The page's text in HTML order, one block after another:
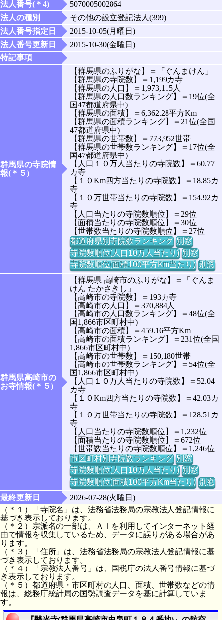
法人番号(＊4)
5070005002864
法人の種別
その他の設立登記法人(399)
法人番号指定日
2015-10-05(月曜日)
法人番号更新日
2015-10-30(金曜日)
特記事項
群馬県の寺院情
報(＊５)
【群馬県のふりがな】＝「ぐんまけん」
【群馬県の寺院数】＝1,199カ寺
【群馬県の人口】＝1,973,115人
【群馬県の人口数ランキング】＝19位(全
国47都道府県中)
【群馬県の面積】＝6,362.28平方Km
【群馬県の面積ランキング】＝21位(全国
47都道府県中)
【群馬県の世帯数】＝773,952世帯
【群馬県の世帯数ランキング】＝17位(全
国47都道府県中)
【人口１０万人当たりの寺院数】＝60.77
カ寺
【１０Km四方当たりの寺院数】＝18.85カ
寺
【１０万世帯当たりの寺院数】＝154.92カ
寺
【人口当たりの寺院数順位】＝29位
【面積当たりの寺院数順位】＝30位
【世帯数当たりの寺院数順位】＝27位
都道府県別寺院数ランキング 別窓
寺院数順位(人口10万人当たり) 別窓
寺院数順位(面積100平方Km当たり) 別窓
群馬県高崎市の
お寺情報(＊５)
【群馬県 高崎市のふりがな】＝「ぐんま
けん たかさきし」
【高崎市の寺院数】＝193カ寺
【高崎市の人口】＝370,884人
【高崎市の人口数ランキング】＝48位(全
国1,866市区町村中)
【高崎市の面積】＝459.16平方Km
【高崎市の面積ランキング】＝231位(全国
1,866市区町村中)
【高崎市の世帯数】＝150,180世帯
【高崎市の世帯数ランキング】＝54位(全
国1,866市区町村中)
【人口１０万人当たりの寺院数】＝52.04
カ寺
【１０Km四方当たりの寺院数】＝42.03カ
寺
【１０万世帯当たりの寺院数】＝128.51カ
寺
【人口当たりの寺院数順位】＝1,232位
【面積当たりの寺院数順位】＝672位
【世帯数当たりの寺院数順位】＝1,246位
市区町村別寺院数ランキング 別窓
寺院数順位(人口10万人当たり) 別窓
寺院数順位(面積100平方Km当たり) 別窓
最終更新日
2026-07-28(火曜日)
（＊１）「寺院名」は、法務省法務局の宗教法人登記情報に
基づき表示しております。
（＊２）宗派名の一部は、ＡＩを利用してインターネット経
由で情報を収集しているため、データに誤りがある場合があ
ります。
（＊３）「住所」は、法務省法務局の宗教法人登記情報に基
づき表示しております。
（＊４）「宗教法人番号」は、国税庁の法人番号情報に基づ
き表示しております。
（＊５）都道府県・市区町村の人口、面積、世帯数などの情
報は、総務庁統計局の国勢調査データを基に計算していま
す。